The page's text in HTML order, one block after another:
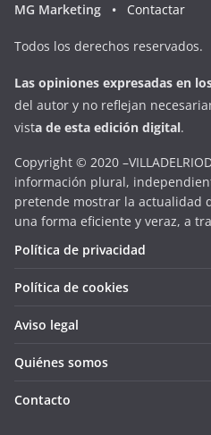
MG Marketing • Contactar
Todos los derechos reservados.
Las opiniones expresadas en
del autor y no reflejan
vista de esta edición digital.
Copyright © 2020
información plural,
pretende mostrar la actualidad
una forma eficiente y veraz, a
Política de privacidad
Política de cookies
Aviso legal
Quiénes somos
Contacto